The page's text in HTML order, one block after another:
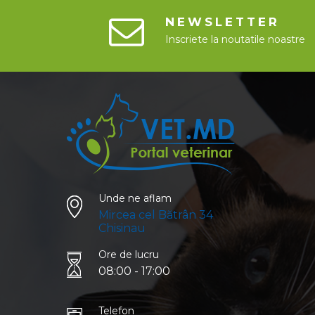
perimetru, miometru și endometru.
Endometrul prezintă glande ramificate și țesut
gestației (Evans & de Lahunta, 2013; Johnston,
2013). Cervixul prezintă epiteliu de tranziție și
glande mucoase implicate în protecția tractului
genital superior și transportul spermatozoizilor,
modificările structurale fiind corelate cu fazele
ciclului estral și cu nivelul hormonilor specifici
(Reich & Fritsch, 2014). Cunoașterea detaliată a
histologiei normale a aparatului genital feminin
este indispensabilă pentru interpretarea
modificărilor patologice, evaluarea eficienței
tratamentelor hormonale și aplicarea corectă a
tehnicilor de reproducere asistată la canidele
domestice (Brown et al., 2001; Belu et al., 2021).
NEWSLETTER
Inscriete la noutatile noastre
Unde ne aflam
Mircea cel Bătrân 34
Chisinau
Ore de lucru
08:00 - 17:00
Telefon